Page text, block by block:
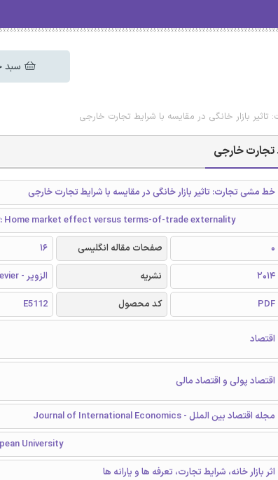
سبد
بازار خانگی در مقایسه با شرایط تجارت خارجی
تجارت خارجی
خط مشی تجارت: تاثیر بازار خانگی در مقایسه با شرایط تجارت خارجی
Home market effect versus terms-of-trade externality
0 صفحات مقاله انگلیسی
16
2014 نشریه
الزویر - Elsevier
PDF کد محصول
E5112
اقتصاد
اقتصاد پولی و اقتصاد مالی
مجله اقتصاد بین الملل - Journal of International Economics
University
اثر بازار خانه، شرایط تجارت، تعرفه ها و یارانه ها